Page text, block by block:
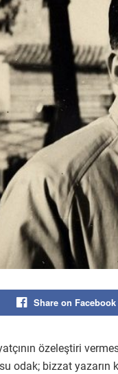
Share on Facebook
özeleştiri
odak; bizzat yazarın